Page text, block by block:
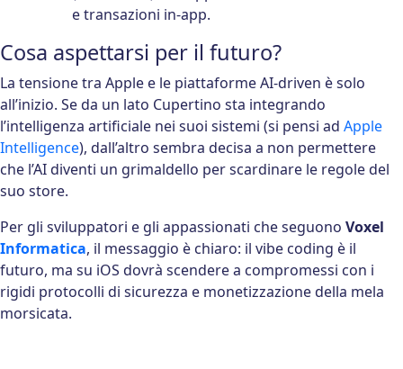
e transazioni in-app.
Cosa aspettarsi per il futuro?
La tensione tra Apple e le piattaforme AI-driven è solo
all’inizio. Se da un lato Cupertino sta integrando
l’intelligenza artificiale nei suoi sistemi (si pensi ad Apple
Intelligence), dall’altro sembra decisa a non permettere
che l’AI diventi un grimaldello per scardinare le regole del
suo store.
Per gli sviluppatori e gli appassionati che seguono Voxel
Informatica, il messaggio è chiaro: il vibe coding è il
futuro, ma su iOS dovrà scendere a compromessi con i
rigidi protocolli di sicurezza e monetizzazione della mela
morsicata.